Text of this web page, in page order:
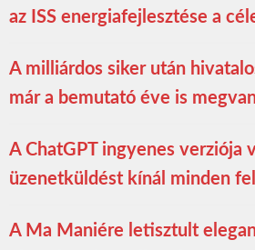
az ISS energiafejlesztése a
A milliárdos siker után
már a bemutató éve is
A ChatGPT ingyenes verziója
üzenetküldést kínál minden
A Ma Maniére letisztult